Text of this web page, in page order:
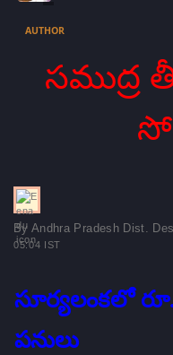
AUTHOR
సముద్ర
By Andhra Pradesh Dist.
05:04 IST
సూర్యలంకలో
పనులు